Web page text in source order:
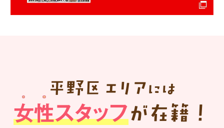
平野区 エリア には
女性スタッフが在籍！